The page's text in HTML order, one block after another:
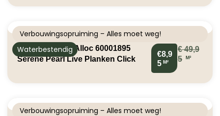
Verbouwingsopruiming – Alles moet weg!
Waterbestendig
Klik PVC Berry Alloc 60001895
Serene Pearl Live Planken Click
€8,9
5 M²
€49,9
5
M²
Verbouwingsopruiming – Alles moet weg!